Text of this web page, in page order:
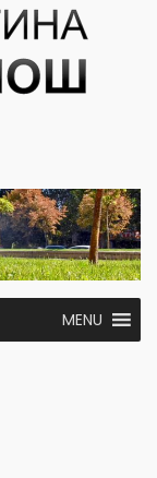
MENU